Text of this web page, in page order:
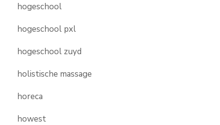
hogeschool
hogeschool pxl
hogeschool zuyd
holistische massage
horeca
howest